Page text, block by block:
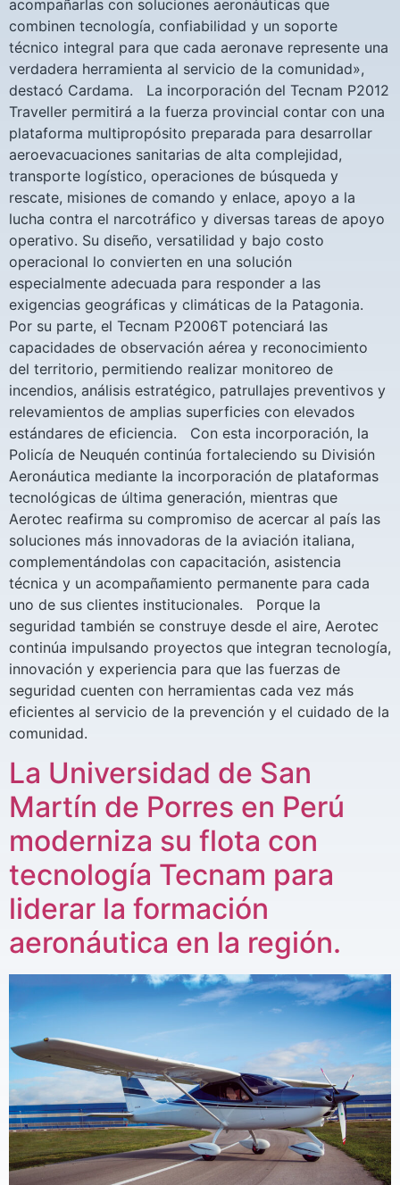
acompañarlas con soluciones aeronáuticas que
combinen tecnología, confiabilidad y un soporte
técnico integral para que cada aeronave represente una
verdadera herramienta al servicio de la comunidad»,
destacó Cardama. La incorporación del Tecnam P2012
Traveller permitirá a la fuerza provincial contar con una
plataforma multipropósito preparada para desarrollar
aeroevacuaciones sanitarias de alta complejidad,
transporte logístico, operaciones de búsqueda y
rescate, misiones de comando y enlace, apoyo a la
lucha contra el narcotráfico y diversas tareas de apoyo
operativo. Su diseño, versatilidad y bajo costo
operacional lo convierten en una solución
especialmente adecuada para responder a las
exigencias geográficas y climáticas de la Patagonia.
Por su parte, el Tecnam P2006T potenciará las
capacidades de observación aérea y reconocimiento
del territorio, permitiendo realizar monitoreo de
incendios, análisis estratégico, patrullajes preventivos y
relevamientos de amplias superficies con elevados
estándares de eficiencia. Con esta incorporación, la
Policía de Neuquén continúa fortaleciendo su División
Aeronáutica mediante la incorporación de plataformas
tecnológicas de última generación, mientras que
Aerotec reafirma su compromiso de acercar al país las
soluciones más innovadoras de la aviación italiana,
complementándolas con capacitación, asistencia
técnica y un acompañamiento permanente para cada
uno de sus clientes institucionales. Porque la
seguridad también se construye desde el aire, Aerotec
continúa impulsando proyectos que integran tecnología,
innovación y experiencia para que las fuerzas de
seguridad cuenten con herramientas cada vez más
eficientes al servicio de la prevención y el cuidado de la
comunidad.
La Universidad de San
Martín de Porres en Perú
moderniza su flota con
tecnología Tecnam para
liderar la formación
aeronáutica en la región.